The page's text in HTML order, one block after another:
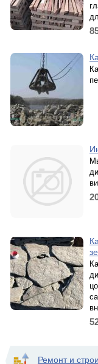
Ремонт и